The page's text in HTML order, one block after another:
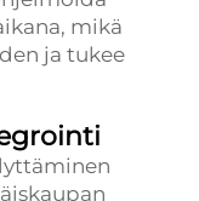
mikä
ja tukee